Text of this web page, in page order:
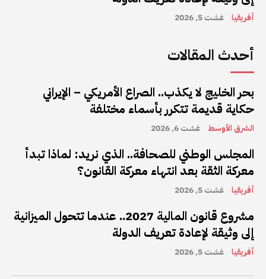
أفريقيا غشت 5, 2026
أحدث المقالات
بحر الخليج لا يكذب.. الصراع الأمريكي – الإيراني
حكاية قديمة تتكرر بأسماء مختلفة
الشرق الأوسط غشت 6, 2026
المجلس الوطني للصحافة.. الذي نريد: لماذا تبدأ
معركة الثقة بعد انتهاء معركة القانون؟
أفريقيا غشت 5, 2026
مشروع قانون المالية 2027.. عندما تتحول الميزانية
إلى وثيقة لإعادة تعريف الدولة
أفريقيا غشت 5, 2026